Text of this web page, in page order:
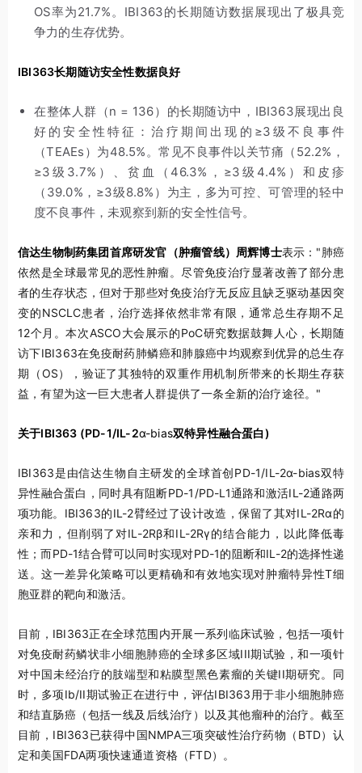
OS率为21.7%。IBI363的长期随访数据展现出了极具竞
争力的生存优势。
IBI363长期随访安全性数据良好
在整体人群（n = 136）的长期随访中，IBI363展现出良
好的安全性特征：治疗期间出现的≥3级不良事件
（TEAEs）为48.5%。常见不良事件以关节痛（52.2%，
≥3级3.7%）、贫血（46.3%，≥3级4.4%）和皮疹
（39.0%，≥3级8.8%）为主，多为可控、可管理的轻中
度不良事件，未观察到新的安全性信号。
信达生物制药集团首席研发官（肿瘤管线）周辉博士表示："肺癌
依然是全球最常见的恶性肿瘤。尽管免疫治疗显著改善了部分患
者的生存状态，但对于那些对免疫治疗无反应且缺乏驱动基因突
变的NSCLC患者，治疗选择依然非常有限，通常总生存期不足
12个月。本次ASCO大会展示的PoC研究数据鼓舞人心，长期随
访下IBI363在免疫耐药肺鳞癌和肺腺癌中均观察到优异的总生存
期（OS），验证了其独特的双重作用机制所带来的长期生存获
益，有望为这一巨大患者人群提供了一条全新的治疗途径。"
关于IBI363 (PD-1/IL-2α-bias双特异性融合蛋白)
IBI363是由信达生物自主研发的全球首创PD-1/IL-2α-bias双特
异性融合蛋白，同时具有阻断PD-1/PD-L1通路和激活IL-2通路两
项功能。IBI363的IL-2臂经过了设计改造，保留了其对IL-2Rα的
亲和力，但削弱了对IL-2Rβ和IL-2Rγ的结合能力，以此降低毒
性；而PD-1结合臂可以同时实现对PD-1的阻断和IL-2的选择性递
送。这一差异化策略可以更精确和有效地实现对肿瘤特异性T细
胞亚群的靶向和激活。
目前，IBI363正在全球范围内开展一系列临床试验，包括一项针
对免疫耐药鳞状非小细胞肺癌的全球多区域III期试验，和一项针
对中国未经治疗的肢端型和粘膜型黑色素瘤的关键II期研究。同
时，多项Ib/II期试验正在进行中，评估IBI363用于非小细胞肺癌
和结直肠癌（包括一线及后线治疗）以及其他瘤种的治疗。截至
目前，IBI363已获得中国NMPA三项突破性治疗药物（BTD）认
定和美国FDA两项快速通道资格（FTD）。